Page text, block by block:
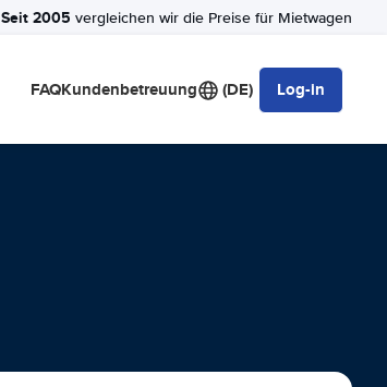
Seit 2005 vergleichen wir die Preise für Mietwagen
FAQKundenbetreuung (DE) Log-in